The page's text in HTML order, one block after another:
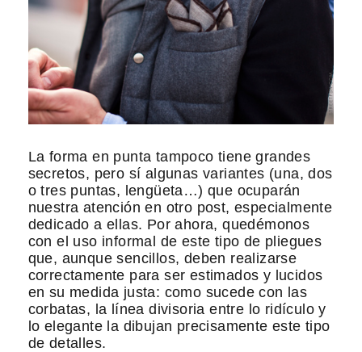
La forma en punta tampoco tiene grandes
secretos, pero sí algunas variantes (una, dos
o tres puntas, lengüeta…) que ocuparán
nuestra atención en otro post, especialmente
dedicado a ellas. Por ahora, quedémonos
con el uso informal de este tipo de pliegues
que, aunque sencillos, deben realizarse
correctamente para ser estimados y lucidos
en su medida justa: como sucede con las
corbatas, la línea divisoria entre lo ridículo y
lo elegante la dibujan precisamente este tipo
de detalles.